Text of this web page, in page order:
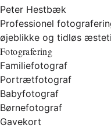
Peter Hestbæk
Professionel
øjeblikke og tidløs
Fotografering
Familiefotograf
Portrætfotograf
Babyfotograf
Børnefotograf
Gavekort